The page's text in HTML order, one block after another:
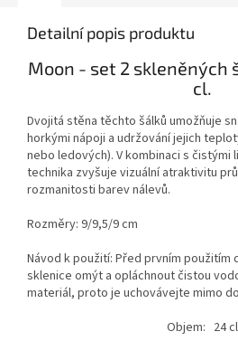
Detailní popis produktu
Moon - set 2 skleněných
cl.
Dvojitá stěna těchto šálků umožňuje
horkými nápoji a udržování jejich
nebo ledových). V kombinaci s čistými
technika zvyšuje vizuální atraktivitu
rozmanitosti barev nálevů.
Rozměry: 9/9,5/9 cm
Návod k použití: Před prvním
sklenice omýt a opláchnout čistou
materiál, proto je uchovávejte mimo
Objem: 24 cl